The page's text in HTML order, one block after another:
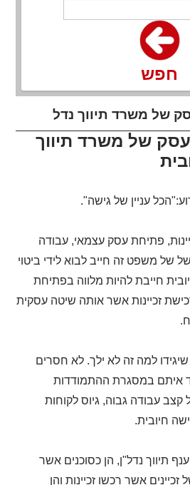
חפש
של משרד תיווך נדל
עסק של משרד תיווך
עניין של גישה".
פתיחת עסק עצמאי, עבודה
של של משפט זה חייב לבוא לידי ביטוי
חייבת להיות מלווה בפתיחת
זכיינות אשר אותה שיטה עסקית
למה זה לא ילך. לא חסרים
איתם במסגרת ההתמודדות
קצב עבודה גבוה, גיוס לקוחות
חיובית.
תיווך נדל"ן, הן כסוכנים אשר
אשר רכשו זכיינות והן